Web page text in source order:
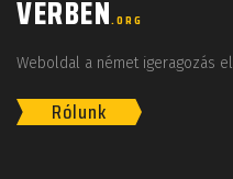
VERBEN.ORG
Weboldal a német igeragozás
Rólunk